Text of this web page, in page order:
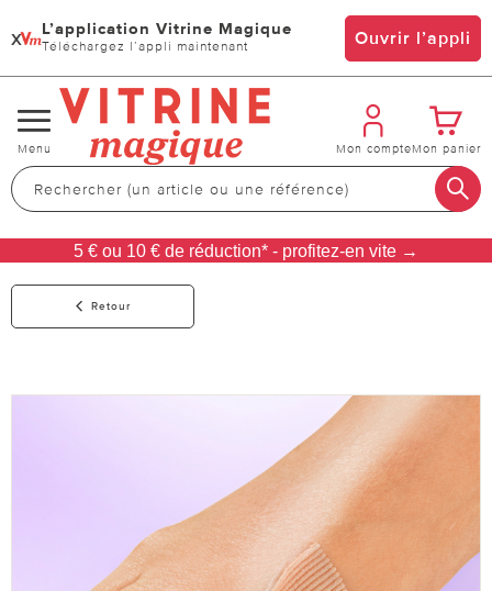
x L’application Vitrine Magique
Téléchargez l’appli maintenant Ouvrir l’appli
Changer
de
navigation
Menu Mon compteMon panier
5 € ou 10 € de réduction* - profitez-en vite →
Retour